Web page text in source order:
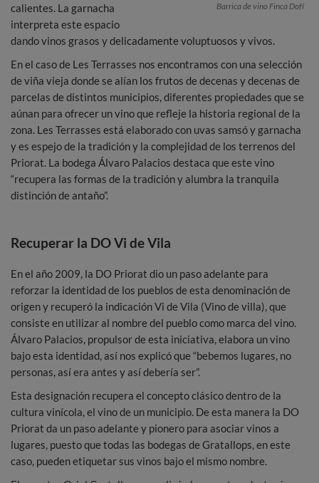
Barrica de vino Finca Dofí
calientes. La garnacha
interpreta este espacio
dando vinos grasos y delicadamente voluptuosos y vivos.
En el caso de Les Terrasses nos encontramos con una selección
de viña vieja donde se alían los frutos de decenas y decenas de
parcelas de distintos municipios, diferentes propiedades que se
aúnan para ofrecer un vino que refleje la historia regional de la
zona. Les Terrasses está elaborado con uvas samsó y garnacha
y es espejo de la tradición y la complejidad de los terrenos del
Priorat. La bodega Álvaro Palacios destaca que este vino
“recupera las formas de la tradición y alumbra la tranquila
distinción de antaño”.
Recuperar la DO Vi de Vila
En el año 2009, la DO Priorat dio un paso adelante para
reforzar la identidad de los pueblos de esta denominación de
origen y recuperó la indicación Vi de Vila (Vino de villa), que
consiste en utilizar al nombre del pueblo como marca del vino.
Álvaro Palacios, propulsor de esta iniciativa, elabora un vino
bajo esta identidad, así nos explicó que “bebemos lugares, no
personas, así era antes y así debería ser”.
Esta designación recupera el concepto clásico dentro de la
cultura vinícola, el vino de un municipio. De esta manera la DO
Priorat da un paso adelante y pionero para asociar vinos a
lugares, puesto que todas las bodegas de Gratallops, en este
caso, pueden etiquetar sus vinos bajo el mismo nombre.